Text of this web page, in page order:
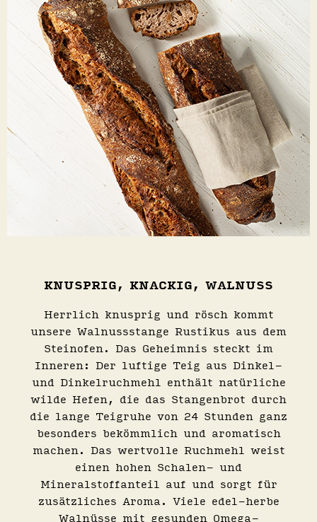
KNUSPRIG, KNACKIG, WALNUSS
Herrlich knusprig und rösch kommt
unsere Walnussstange Rustikus aus dem
Steinofen. Das Geheimnis steckt im
Inneren: Der luftige Teig aus Dinkel-
und Dinkelruchmehl enthält natürliche
wilde Hefen, die das Stangenbrot durch
die lange Teigruhe von 24 Stunden ganz
besonders bekömmlich und aromatisch
machen. Das wertvolle Ruchmehl weist
einen hohen Schalen- und
Mineralstoffanteil auf und sorgt für
zusätzliches Aroma. Viele edel-herbe
Walnüsse mit gesunden Omega-